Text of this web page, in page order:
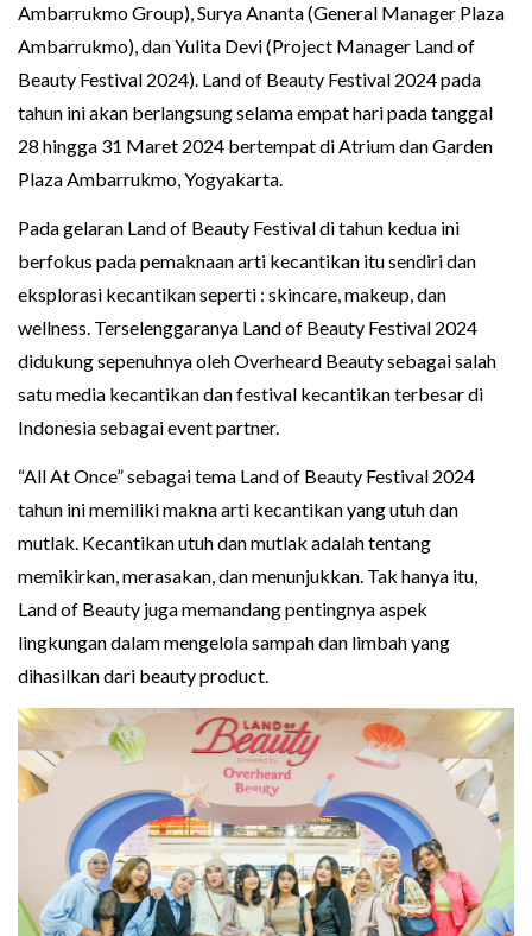
Ambarrukmo Group), Surya Ananta (General Manager Plaza
Ambarrukmo), dan Yulita Devi (Project Manager Land of
Beauty Festival 2024). Land of Beauty Festival 2024 pada
tahun ini akan berlangsung selama empat hari pada tanggal
28 hingga 31 Maret 2024 bertempat di Atrium dan Garden
Plaza Ambarrukmo, Yogyakarta.
Pada gelaran Land of Beauty Festival di tahun kedua ini
berfokus pada pemaknaan arti kecantikan itu sendiri dan
eksplorasi kecantikan seperti : skincare, makeup, dan
wellness. Terselenggaranya Land of Beauty Festival 2024
didukung sepenuhnya oleh Overheard Beauty sebagai salah
satu media kecantikan dan festival kecantikan terbesar di
Indonesia sebagai event partner.
“All At Once” sebagai tema Land of Beauty Festival 2024
tahun ini memiliki makna arti kecantikan yang utuh dan
mutlak. Kecantikan utuh dan mutlak adalah tentang
memikirkan, merasakan, dan menunjukkan. Tak hanya itu,
Land of Beauty juga memandang pentingnya aspek
lingkungan dalam mengelola sampah dan limbah yang
dihasilkan dari beauty product.